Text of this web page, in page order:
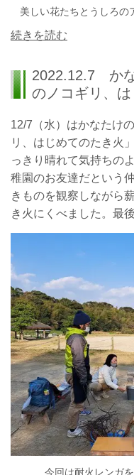
美しい花たちとうしろの
続きを読む
2022.12.7 か
のノコギリ、は
12/7（水）はかなたけ
リ、はじめてのたき火
っきり晴れて気持ちの
稚園のお友達だという
きものを観察しながら
き火にくべました。最
今回は耐火レンガ